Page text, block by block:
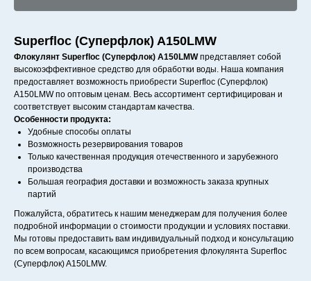
Superfloc (Суперфлок) A150LMW
Флокулянт Superfloc (Суперфлок) A150LMWпредставляет собой
высокоэффективное средство для обработки воды. Наша компания
предоставляет возможность приобрести Superfloc (Суперфлок)
A150LMW по оптовым ценам. Весь ассортимент сертифицирован и
соответствует высоким стандартам качества.
Особенности продукта:
Удобные способы оплаты
Возможность резервирования товаров
Только качественная продукция отечественного и зарубежного
производства
Большая география доставки и возможность заказа крупных
партий
Пожалуйста, обратитесь к нашим менеджерам для получения более
подробной информации о стоимости продукции и условиях поставки.
Мы готовы предоставить вам индивидуальный подход и консультацию
по всем вопросам, касающимся приобретения флокулянта Superfloc
(Суперфлок) A150LMW.